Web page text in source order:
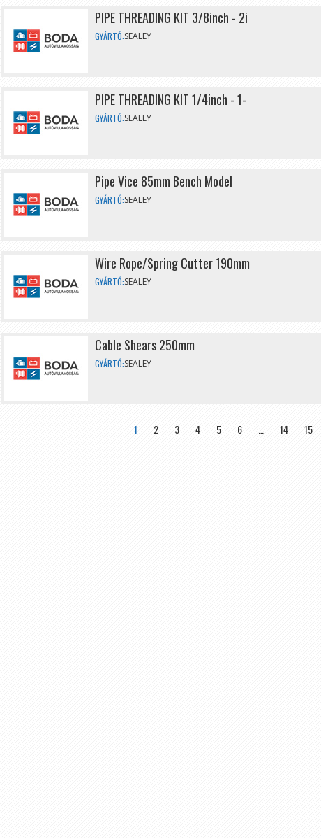
PIPE THREADING KIT 3/8inch - 2i
GYÁRTÓ:SEALEY
PIPE THREADING KIT 1/4inch - 1-
GYÁRTÓ:SEALEY
Pipe Vice 85mm Bench Model
GYÁRTÓ:SEALEY
Wire Rope/Spring Cutter 190mm
GYÁRTÓ:SEALEY
Cable Shears 250mm
GYÁRTÓ:SEALEY
1 2 3 4 5 6 14 15